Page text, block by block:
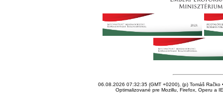
06.08.2026 07:32:35 (GMT +0200), (p) Tomáš Račko
Optimalizované pre Mozillu, Firefox, Operu a